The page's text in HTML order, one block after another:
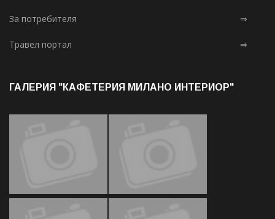
За потребителя ⇒
Травел портал ⇒
ГАЛЕРИЯ "КАФЕТЕРИЯ МИЛАНО ИНТЕРИОР"